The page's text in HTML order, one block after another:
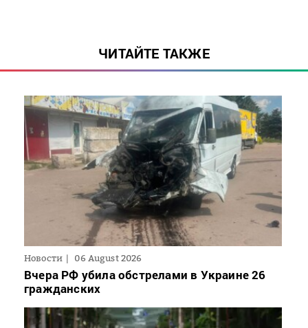
ЧИТАЙТЕ ТАКЖЕ
Новости 06 August 2026
Вчера РФ убила обстрелами в Украине 26
гражданских